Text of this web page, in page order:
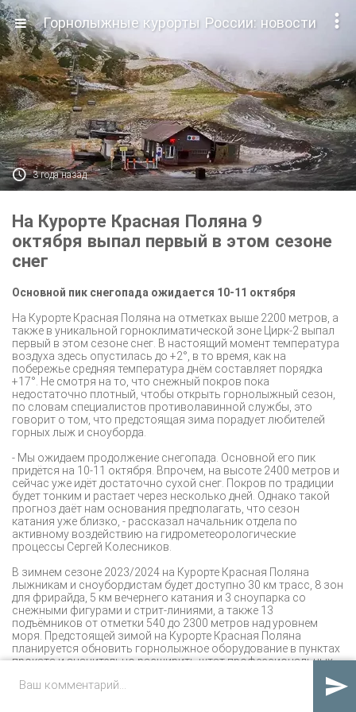

Горнолыжные курорты России: новости
 3 года назад
На Курорте Красная Поляна 9
октября выпал первый в этом сезоне
снег
Основной пик снегопада ожидается 10-11 октября
На Курорте Красная Поляна на отметках выше 2200 метров, а
также в уникальной горноклиматической зоне Цирк-2 выпал
первый в этом сезоне снег. В настоящий момент температура
воздуха здесь опустилась до +2°, в то время, как на
побережье средняя температура днём составляет порядка
+17°. Не смотря на то, что снежный покров пока
недостаточно плотный, чтобы открыть горнолыжный сезон,
по словам специалистов противолавинной службы, это
говорит о том, что предстоящая зима порадует любителей
горных лыж и сноуборда.
- Мы ожидаем продолжение снегопада. Основной его пик
придётся на 10-11 октября. Впрочем, на высоте 2400 метров и
сейчас уже идёт достаточно сухой снег. Покров по традиции
будет тонким и растает через несколько дней. Однако такой
прогноз даёт нам основания предполагать, что сезон
катания уже близко, - рассказал начальник отдела по
активному воздействию на гидрометеорологические
процессы Сергей Колесников.
В зимнем сезоне 2023/2024 на Курорте Красная Поляна
лыжникам и сноубордистам будет доступно 30 км трасс, 8 зон
для фрирайда, 5 км вечернего катания и 3 сноупарка со
снежными фигурами и стрит-линиями, а также 13
подъёмников от отметки 540 до 2300 метров над уровнем
моря. Предстоящей зимой на Курорте Красная Поляна
планируется обновить горнолыжное оборудование в пунктах
проката и значительно расширить штат профессиональных
аренду самое современное и качественное горнолыжное
снаряжение, а также повысить уровень своего мастерства.
